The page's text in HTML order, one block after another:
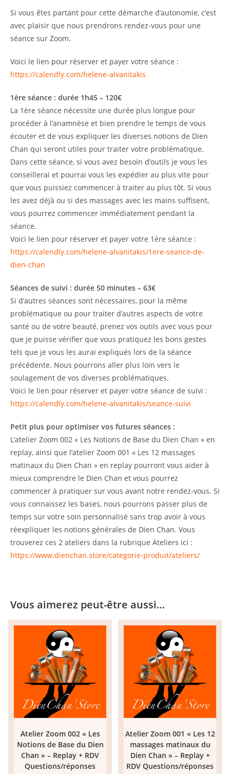
Si vous êtes partant pour cette démarche d’autonomie, c’est
avec plaisir que nous prendrons rendez-vous pour une
séance sur Zoom.
Voici le lien pour réserver et payer votre séance :
https://calendly.com/helene-alvanitakis
1ère séance : durée 1h45 – 120€
La 1ère séance nécessite une durée plus longue pour
procéder à l’anamnèse et bien prendre le temps de vous
écouter et de vous expliquer les diverses notions de Dien
Chan qui seront utiles pour traiter votre problématique.
Dans cette séance, si vous avez besoin d’outils je vous les
conseillerai et pourrai vous les expédier au plus vite pour
que vous puissiez commencer à traiter au plus tôt. Si vous
les avez déjà ou si des massages avec les mains suffisent,
vous pourrez commencer immédiatement pendant la
séance.
Voici le lien pour réserver et payer votre 1ère séance :
https://calendly.com/helene-alvanitakis/1ere-seance-de-
dien-chan
Séances de suivi : durée 50 minutes – 63€
Si d’autres séances sont nécessaires, pour la même
problématique ou pour traiter d’autres aspects de votre
santé ou de votre beauté, prenez vos outils avec vous pour
que je puisse vérifier que vous pratiquez les bons gestes
tels que je vous les aurai expliqués lors de la séance
précédente. Nous pourrons aller plus loin vers le
soulagement de vos diverses problématiques.
Voici le lien pour réserver et payer votre séance de suivi :
https://calendly.com/helene-alvanitakis/seance-suivi
Petit plus pour optimiser vos futures séances :
L’atelier Zoom 002 « Les Notions de Base du Dien Chan » en
replay, ainsi que l’atelier Zoom 001 « Les 12 massages
matinaux du Dien Chan » en replay pourront vous aider à
mieux comprendre le Dien Chan et vous pourrez
commencer à pratiquer sur vous avant notre rendez-vous. Si
vous connaissez les bases, nous pourrons passer plus de
temps sur votre soin personnalisé sans trop avoir à vous
réexpliquer les notions générales de Dien Chan. Vous
trouverez ces 2 ateliers dans la rubrique Ateliers ici :
https://www.dienchan.store/categorie-produit/ateliers/
Vous aimerez peut-être aussi…
Atelier Zoom 002 « Les
Notions de Base du Dien
Chan » – Replay + RDV
Questions/réponses
Atelier Zoom 001 « Les 12
massages matinaux du
Dien Chan » – Replay +
RDV Questions/réponses